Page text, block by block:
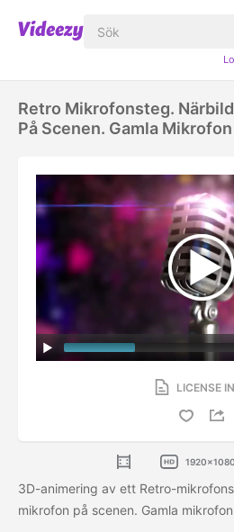
Retro Mikrofonsteg.
På Scenen. Gamla
LICENSE
1920x1080
3D-animering av ett Retro-
mikrofon på scenen. Gamla